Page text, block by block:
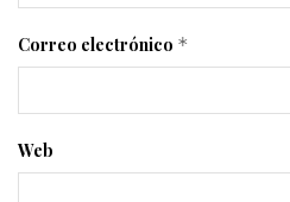
Correo electrónico *
Web